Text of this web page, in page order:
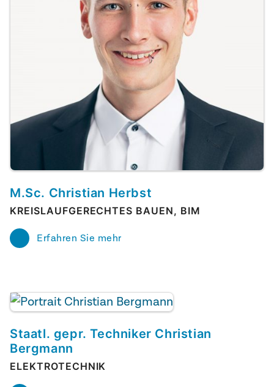
M.Sc. Christian Herbst
KREISLAUFGERECHTES BAUEN, BIM
Erfahren Sie mehr
Staatl. gepr. Techniker Christian
Bergmann
ELEKTROTECHNIK